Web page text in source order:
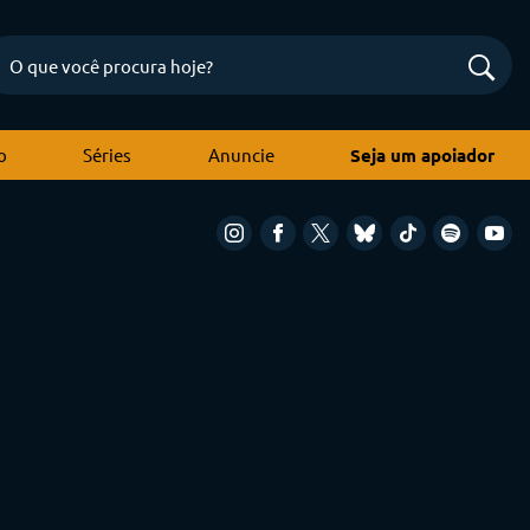
Séries Anuncie Seja um apoiador